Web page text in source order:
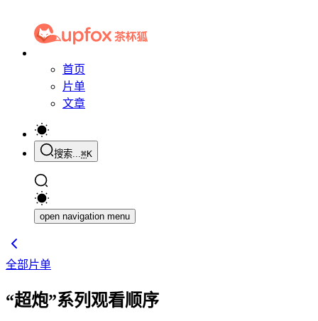
首页
片单
文章
搜索...⌘K
open navigation menu
全部片单
“超炮”系列观看顺序